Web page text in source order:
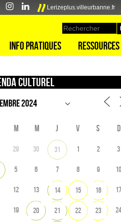
Lerizeplus.villeurbanne.fr
Info pratiques Ressources
culturel
M M J V S D
29 30 31 1 2 3
5 6 7 8 9 10
12 13 14 15 16 17
19 20 21 22 23 24